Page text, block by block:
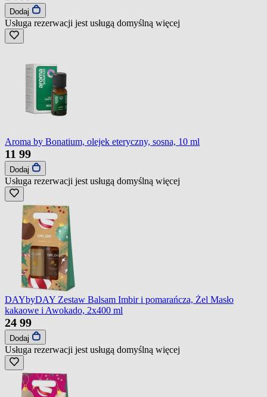
Dodaj
Usługa rezerwacji jest usługą domyślną więcej
Aroma by Bonatium, olejek eteryczny, sosna, 10 ml
11 99
Dodaj
Usługa rezerwacji jest usługą domyślną więcej
DAYbyDAY Zestaw Balsam Imbir i pomarańcza, Żel Masło
kakaowe i Awokado, 2x400 ml
24 99
Dodaj
Usługa rezerwacji jest usługą domyślną więcej